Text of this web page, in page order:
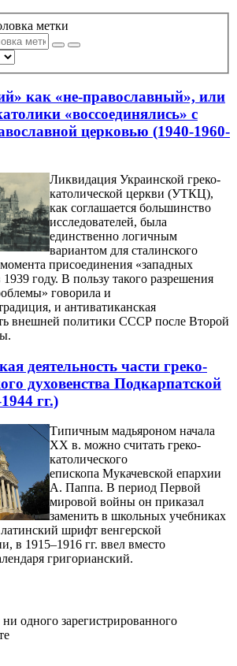
метки
как «не-православный», или
«воссоединялись» с
церковью (1940-1960-
Ликвидация Украинской греко-
католической церкви (УТКЦ),
как соглашается большинство
исследователей, была
единственно логичным
вариантом для сталинского
момента присоединения «западных
году. В пользу такого разрешения
говорила и
и антиватиканская
внешней политики СССР после Второй
деятельность части греко-
духовенства Подкарпатской
гг.)
Типичным мадьяроном начала
ХХ в. можно считать греко-
католического
епископа Мукачевской епархии
А. Паппа. В период Первой
мировой войны он приказал
заменить в школьных учебниках
шрифт венгерской
в 1915–1916 гг. ввел вместо
григорианский.
одного зарегистрированного